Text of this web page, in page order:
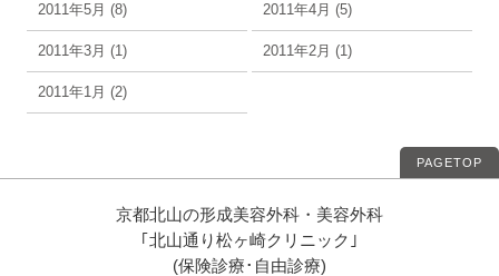
2011年5月 (8) 2011年4月 (5)
2011年3月 (1) 2011年2月 (1)
2011年1月 (2)
PAGETOP
京都北山の形成美容外科・美容外科
｢北山通り松ヶ崎クリニック｣
(保険診療･自由診療)